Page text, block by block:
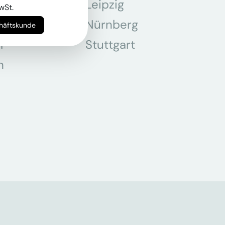
Leipzig
Nürnberg
Stuttgart